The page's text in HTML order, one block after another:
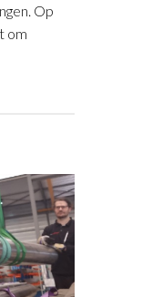
Op
om